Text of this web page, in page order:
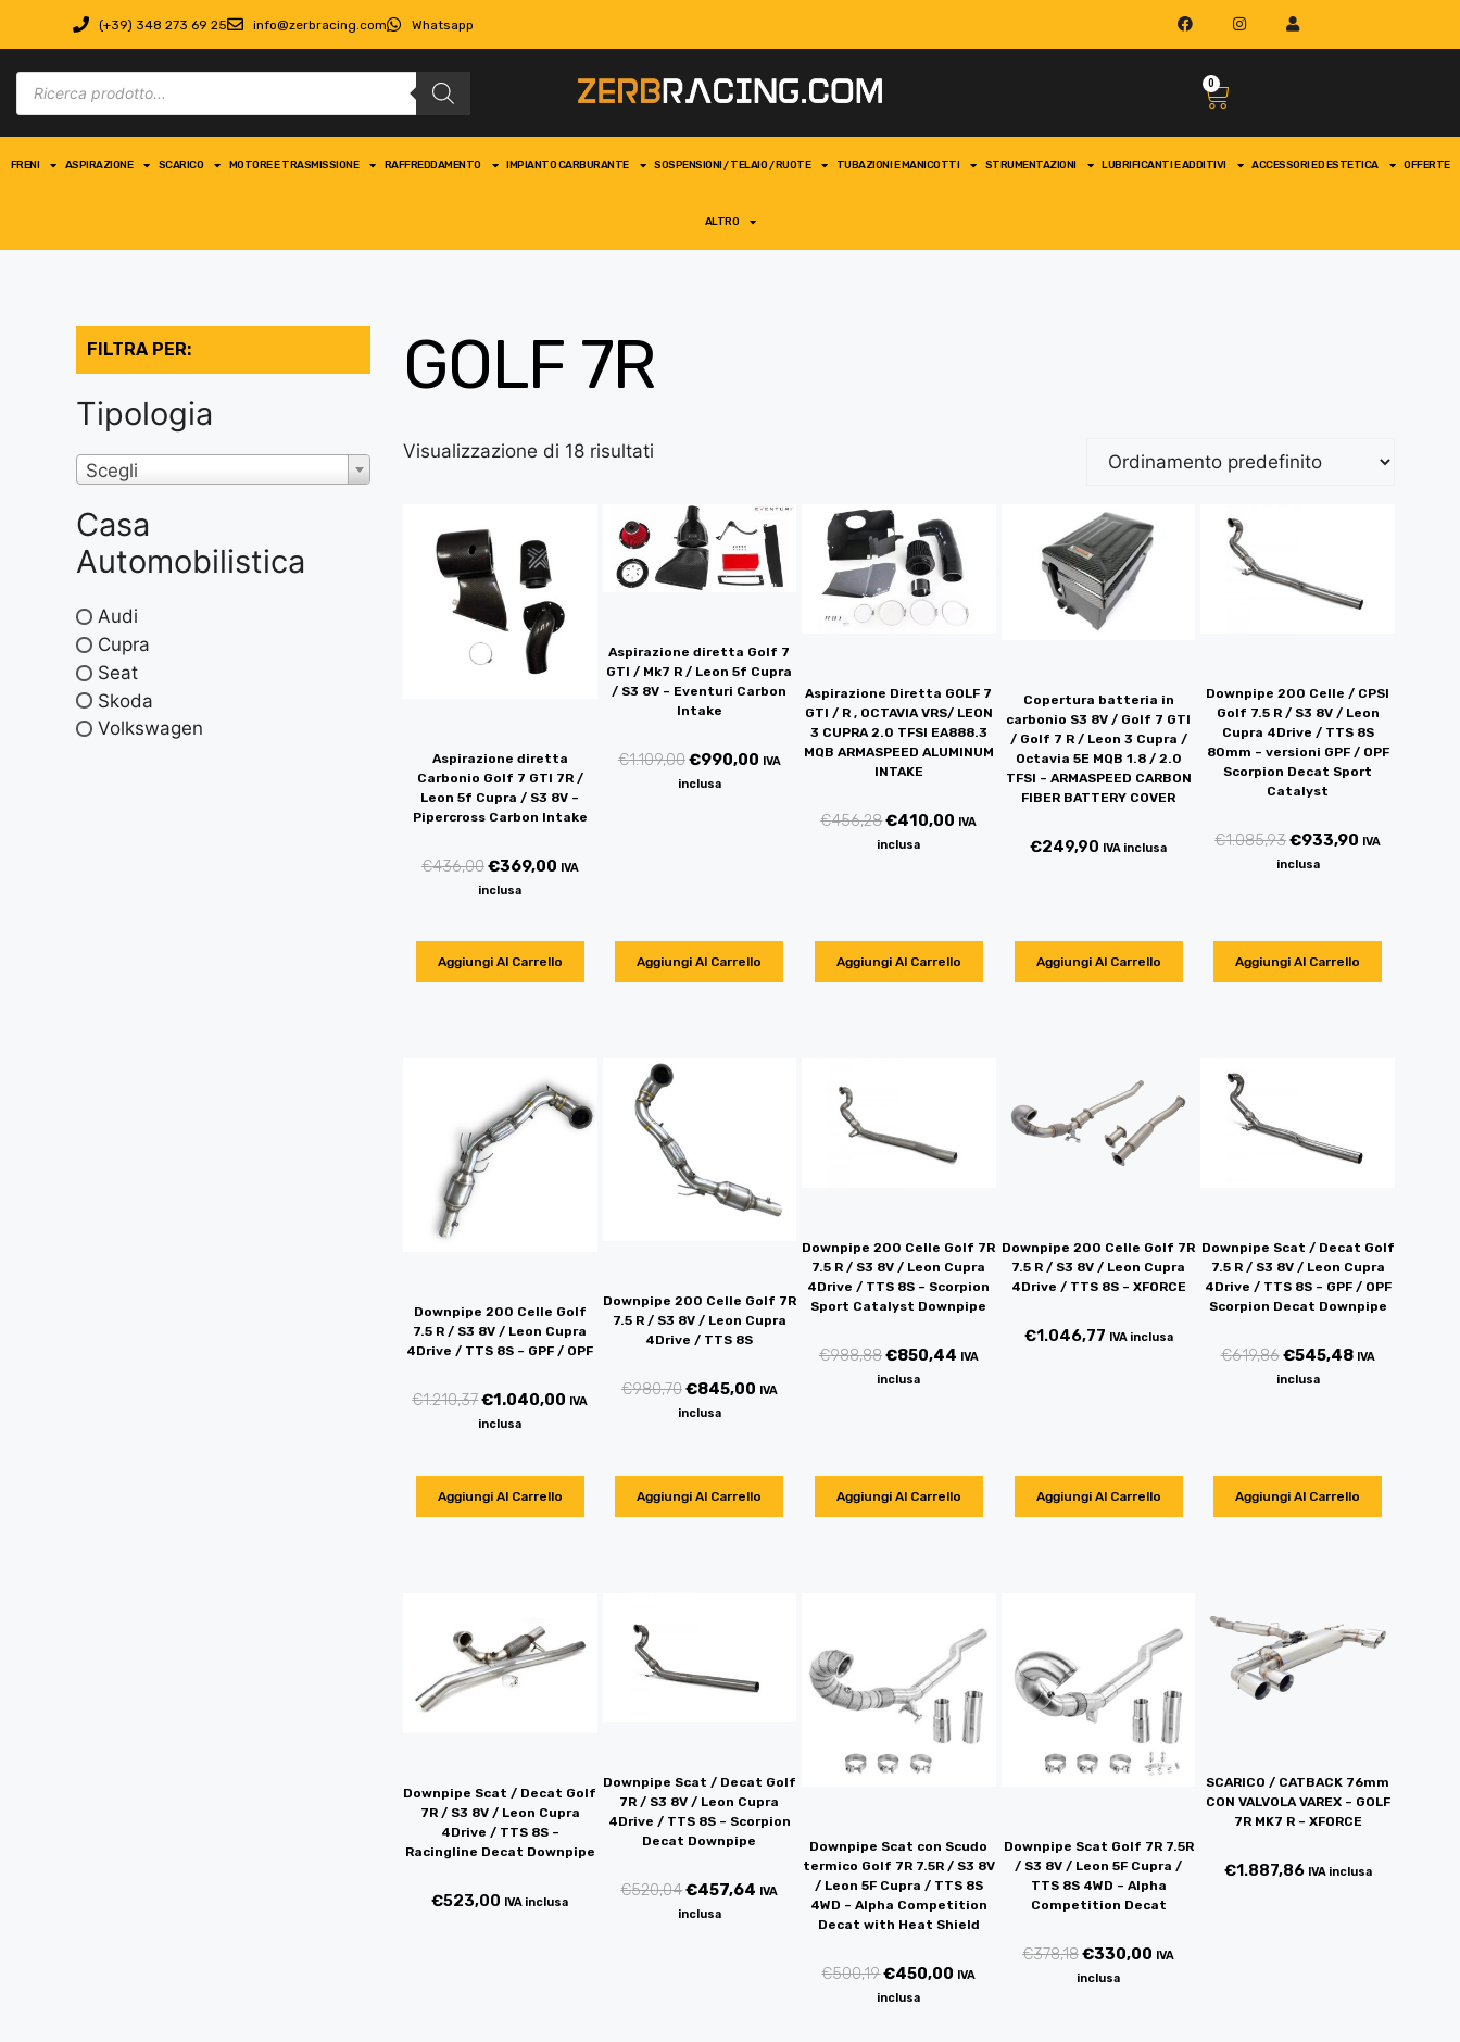
(+39) 348 273 69 25 info@zerbracing.com Whatsapp
0
FRENI ASPIRAZIONE SCARICO MOTORE E TRASMISSIONE RAFFREDDAMENTO IMPIANTO CARBURANTE SOSPENSIONI / TELAIO / RUOTE TUBAZIONI E MANICOTTI STRUMENTAZIONI LUBRIFICANTI E ADDITIVI ACCESSORI ED ESTETICA OFFERTE
ALTRO
FILTRA PER:
Tipologia
Scegli
Casa
Automobilistica
Audi
Cupra
Seat
Skoda
Volkswagen
GOLF 7R
Visualizzazione di 18 risultati
Aspirazione diretta
Carbonio Golf 7 GTI 7R /
Leon 5f Cupra / S3 8V –
Pipercross Carbon Intake
€436,00€369,00 IVA
inclusa
Aggiungi Al Carrello
Aspirazione diretta Golf 7
GTI / Mk7 R / Leon 5f Cupra
/ S3 8V – Eventuri Carbon
Intake
€1.109,00€990,00 IVA
inclusa
Aggiungi Al Carrello
Aspirazione Diretta GOLF 7
GTI / R , OCTAVIA VRS/ LEON
3 CUPRA 2.0 TFSI EA888.3
MQB ARMASPEED ALUMINUM
INTAKE
€456,28€410,00 IVA
inclusa
Aggiungi Al Carrello
Copertura batteria in
carbonio S3 8V / Golf 7 GTI
/ Golf 7 R / Leon 3 Cupra /
Octavia 5E MQB 1.8 / 2.0
TFSI – ARMASPEED CARBON
FIBER BATTERY COVER
€249,90 IVA inclusa
Aggiungi Al Carrello
Downpipe 200 Celle / CPSI
Golf 7.5 R / S3 8V / Leon
Cupra 4Drive / TTS 8S
80mm – versioni GPF / OPF
Scorpion Decat Sport
Catalyst
€1.085,93€933,90 IVA
inclusa
Aggiungi Al Carrello
Downpipe 200 Celle Golf
7.5 R / S3 8V / Leon Cupra
4Drive / TTS 8S – GPF / OPF
€1.210,37€1.040,00 IVA
inclusa
Aggiungi Al Carrello
Downpipe 200 Celle Golf 7R
7.5 R / S3 8V / Leon Cupra
4Drive / TTS 8S
€980,70€845,00 IVA
inclusa
Aggiungi Al Carrello
Downpipe 200 Celle Golf 7R
7.5 R / S3 8V / Leon Cupra
4Drive / TTS 8S – Scorpion
Sport Catalyst Downpipe
€988,88€850,44 IVA
inclusa
Aggiungi Al Carrello
Downpipe 200 Celle Golf 7R
7.5 R / S3 8V / Leon Cupra
4Drive / TTS 8S – XFORCE
€1.046,77 IVA inclusa
Aggiungi Al Carrello
Downpipe Scat / Decat Golf
7.5 R / S3 8V / Leon Cupra
4Drive / TTS 8S – GPF / OPF
Scorpion Decat Downpipe
€619,86€545,48 IVA
inclusa
Aggiungi Al Carrello
Downpipe Scat / Decat Golf
7R / S3 8V / Leon Cupra
4Drive / TTS 8S –
Racingline Decat Downpipe
€523,00 IVA inclusa
Downpipe Scat / Decat Golf
7R / S3 8V / Leon Cupra
4Drive / TTS 8S – Scorpion
Decat Downpipe
€520,04€457,64 IVA
inclusa
Downpipe Scat con Scudo
termico Golf 7R 7.5R / S3 8V
/ Leon 5F Cupra / TTS 8S
4WD – Alpha Competition
Decat with Heat Shield
€500,19€450,00 IVA
inclusa
Downpipe Scat Golf 7R 7.5R
/ S3 8V / Leon 5F Cupra /
TTS 8S 4WD – Alpha
Competition Decat
€378,18€330,00 IVA
inclusa
SCARICO / CATBACK 76mm
CON VALVOLA VAREX – GOLF
7R MK7 R – XFORCE
€1.887,86 IVA inclusa